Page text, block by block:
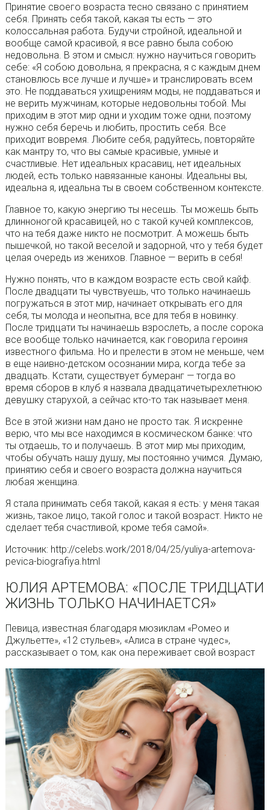
Принятие своего возраста тесно связано с принятием
себя. Принять себя такой, какая ты есть — это
колоссальная работа. Будучи стройной, идеальной и
вообще самой красивой, я все равно была собою
недовольна. В этом и смысл: нужно научиться говорить
себе: «Я собою довольна, я прекрасна, я с каждым днем
становлюсь все лучше и лучше» и транслировать всем
это. Не поддаваться ухищрениям моды, не поддаваться и
не верить мужчинам, которые недовольны тобой. Мы
приходим в этот мир одни и уходим тоже одни, поэтому
нужно себя беречь и любить, простить себя. Все
приходит вовремя. Любите себя, радуйтесь, повторяйте
как мантру то, что вы самые красивые, умные и
счастливые. Нет идеальных красавиц, нет идеальных
людей, есть только навязанные каноны. Идеальны вы,
идеальна я, идеальна ты в своем собственном контексте.
Главное то, какую энергию ты несешь. Ты можешь быть
длинноногой красавицей, но с такой кучей комплексов,
что на тебя даже никто не посмотрит. А можешь быть
пышечкой, но такой веселой и задорной, что у тебя будет
целая очередь из женихов. Главное — верить в себя!
Нужно понять, что в каждом возрасте есть свой кайф.
После двадцати ты чувствуешь, что только начинаешь
погружаться в этот мир, начинает открывать его для
себя, ты молода и неопытна, все для тебя в новинку.
После тридцати ты начинаешь взрослеть, а после сорока
все вообще только начинается, как говорила героиня
известного фильма. Но и прелести в этом не меньше, чем
в еще наивно-детском осознании мира, когда тебе за
двадцать. Кстати, существует бумеранг — тогда во
время сборов в клуб я назвала двадцатичетырехлетнюю
девушку старухой, а сейчас кто-то так называет меня.
Все в этой жизни нам дано не просто так. Я искренне
верю, что мы все находимся в космическом банке: что
ты отдаешь, то и получаешь. В этот мир мы приходим,
чтобы обучать нашу душу, мы постоянно учимся. Думаю,
принятию себя и своего возраста должна научиться
любая женщина.
Я стала принимать себя такой, какая я есть: у меня такая
жизнь, такое лицо, такой голос и такой возраст. Никто не
сделает тебя счастливой, кроме тебя самой».
Источник: http://celebs.work/2018/04/25/yuliya-artemova-
pevica-biografiya.html
ЮЛИЯ АРТЕМОВА: «ПОСЛЕ ТРИДЦАТИ
ЖИЗНЬ ТОЛЬКО НАЧИНАЕТСЯ»
Певица, известная благодаря мюзиклам «Ромео и
Джульетте», «12 стульев», «Алиса в стране чудес»,
рассказывает о том, как она переживает свой возраст